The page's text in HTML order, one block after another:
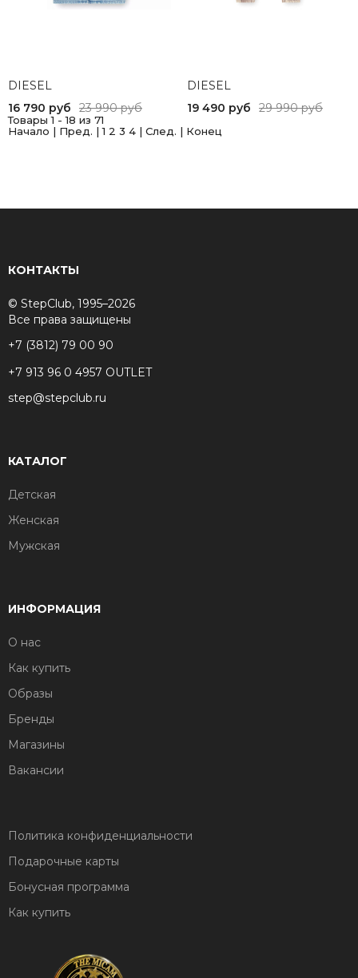
DIESEL
16 790 руб
23 990 руб
DIESEL
19 490 руб
29 990 руб
Товары 1 - 18 из 71
Начало | Пред. |1 2 3 4 | След. | Конец
КОНТАКТЫ
© StepClub, 1995–2026
Все права защищены
+7 (3812) 79 00 90
+7 913 96 0 4957 OUTLET
step@stepclub.ru
КАТАЛОГ
Детская
Женская
Мужская
ИНФОРМАЦИЯ
О нас
Как купить
Образы
Бренды
Магазины
Вакансии
Политика конфиденциальности
Подарочные карты
Бонусная программа
Как купить